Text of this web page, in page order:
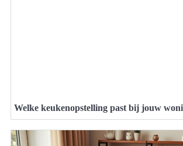
Welke keukenopstelling past bij jouw